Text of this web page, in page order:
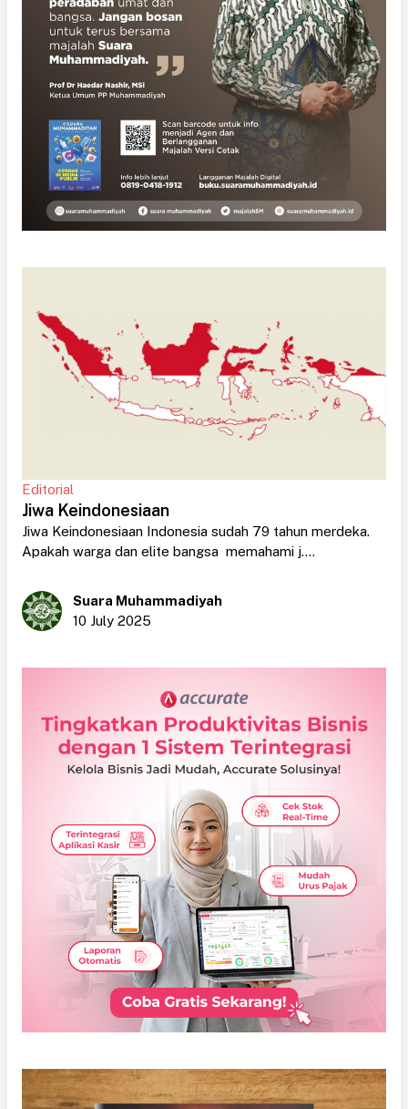
Editorial
Jiwa Keindonesiaan
Jiwa Keindonesiaan Indonesia sudah 79 tahun merdeka.
Apakah warga dan elite bangsa memahami j....
Suara Muhammadiyah
10 July 2025